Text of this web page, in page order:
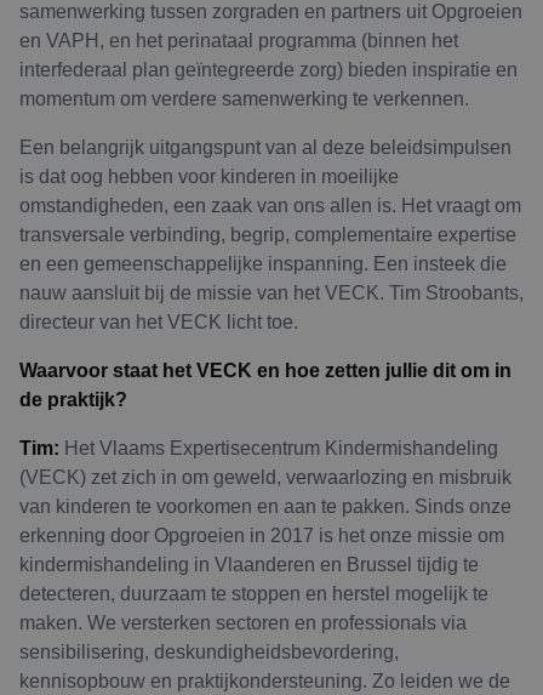
samenwerking tussen zorgraden en partners uit Opgroeien
en VAPH, en het perinataal programma (binnen het
interfederaal plan geïntegreerde zorg) bieden inspiratie en
momentum om verdere samenwerking te verkennen.
Een belangrijk uitgangspunt van al deze beleidsimpulsen
is dat oog hebben voor kinderen in moeilijke
omstandigheden, een zaak van ons allen is. Het vraagt om
transversale verbinding, begrip, complementaire expertise
en een gemeenschappelijke inspanning. Een insteek die
nauw aansluit bij de missie van het VECK. Tim Stroobants,
directeur van het VECK licht toe.
Waarvoor staat het VECK en hoe zetten jullie dit om in
de praktijk?
Tim: Het Vlaams Expertisecentrum Kindermishandeling
(VECK) zet zich in om geweld, verwaarlozing en misbruik
van kinderen te voorkomen en aan te pakken. Sinds onze
erkenning door Opgroeien in 2017 is het onze missie om
kindermishandeling in Vlaanderen en Brussel tijdig te
detecteren, duurzaam te stoppen en herstel mogelijk te
maken. We versterken sectoren en professionals via
sensibilisering, deskundigheidsbevordering,
kennisopbouw en praktijkondersteuning. Zo leiden we de